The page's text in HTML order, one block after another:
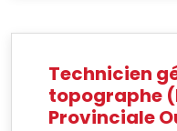
Technicien
topographe
Provinciale